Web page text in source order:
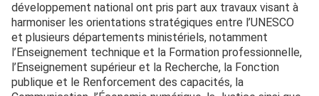
développement national ont pris part aux travaux visant à
harmoniser les orientations stratégiques entre l’UNESCO
et plusieurs départements ministériels, notamment
l’Enseignement technique et la Formation professionnelle,
l’Enseignement supérieur et la Recherche, la Fonction
publique et le Renforcement des capacités, la